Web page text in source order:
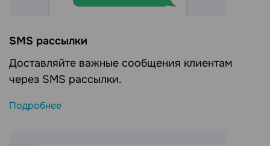
SMS рассылки
Доставляйте важные сообщения клиентам
через SMS рассылки.
Подробнее